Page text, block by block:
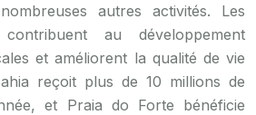
autres activités. Les
au développement
et améliorent la qualité de vie
reçoit plus de 10 millions de
et Praia do Forte bénéficie